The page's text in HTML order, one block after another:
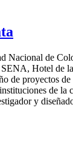
Nacional de
Hotel de
de proyectos
de
y